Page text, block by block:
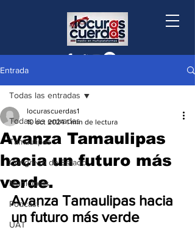
Entrada
Todas las entradas
Tamaulipas
Congreso de Estado
Municipios
Podcast
UAT
Todas las entradas
Avanza Tamaulipas
hacia un futuro más
verde.
locurascuerdas1
10 oct 2024 1 min de lectura
Avanza Tamaulipas hacia
un futuro más verde